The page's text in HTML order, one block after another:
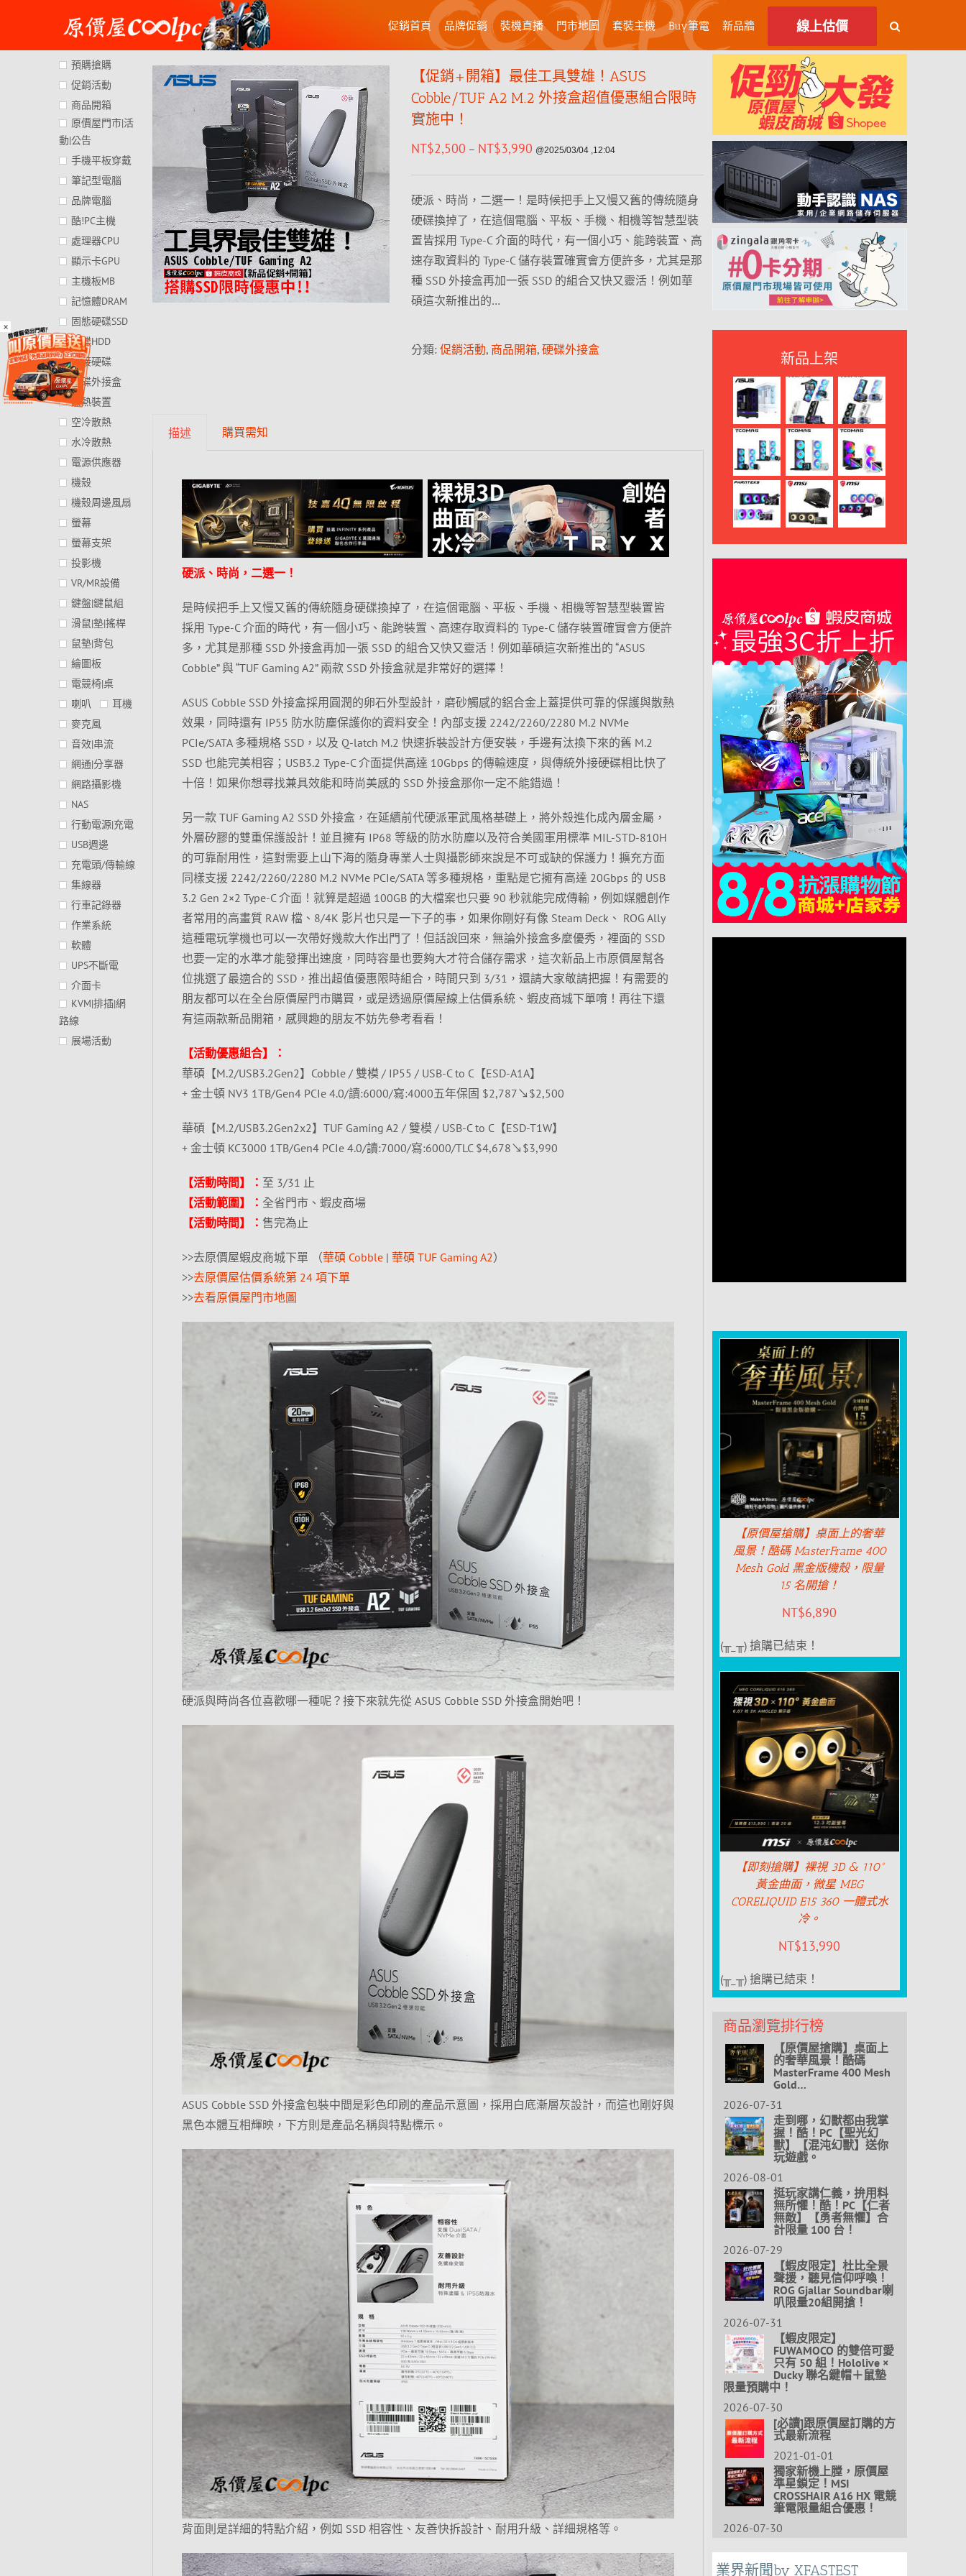
×
content
促銷首頁 品牌促銷 裝機直播 門市地圖 套裝主機 Buy筆電 新品牆 線上估價
【促銷+開箱】最佳工具雙雄！ASUS
Cobble/TUF A2 M.2 外接盒超值優惠組合限時
實施中！
NT$2,500 – NT$3,990 @2025/03/04 ,12:04
硬派、時尚，二選一！是時候把手上又慢又舊的傳統隨身
硬碟換掉了，在這個電腦、平板、手機、相機等智慧型裝
置皆採用 Type-C 介面的時代，有一個小巧、能跨裝置、高
速存取資料的 Type-C 儲存裝置確實會方便許多，尤其是那
種 SSD 外接盒再加一張 SSD 的組合又快又靈活！例如華
碩這次新推出的…
分類: 促銷活動, 商品開箱, 硬碟外接盒
描述 購買需知
硬派、時尚，二選一！
是時候把手上又慢又舊的傳統隨身硬碟換掉了，在這個電腦、平板、手機、相機等智慧型裝置皆
採用 Type-C 介面的時代，有一個小巧、能跨裝置、高速存取資料的 Type-C 儲存裝置確實會方便許
多，尤其是那種 SSD 外接盒再加一張 SSD 的組合又快又靈活！例如華碩這次新推出的 “ASUS
Cobble” 與 “TUF Gaming A2” 兩款 SSD 外接盒就是非常好的選擇！
ASUS Cobble SSD 外接盒採用圓潤的卵石外型設計，磨砂觸感的鋁合金上蓋提供可靠的保護與散熱
效果，同時還有 IP55 防水防塵保護你的資料安全！內部支援 2242/2260/2280 M.2 NVMe
PCIe/SATA 多種規格 SSD，以及 Q-latch M.2 快速拆裝設計方便安裝，手邊有汰換下來的舊 M.2
SSD 也能完美相容；USB3.2 Type-C 介面提供高達 10Gbps 的傳輸速度，與傳統外接硬碟相比快了
十倍！如果你想尋找兼具效能和時尚美感的 SSD 外接盒那你一定不能錯過！
另一款 TUF Gaming A2 SSD 外接盒，在延續前代硬派軍武風格基礎上，將外殼進化成內層金屬，
外層矽膠的雙重保護設計！並且擁有 IP68 等級的防水防塵以及符合美國軍用標準 MIL-STD-810H
的可靠耐用性，這對需要上山下海的隨身專業人士與攝影師來說是不可或缺的保護力！擴充方面
同樣支援 2242/2260/2280 M.2 NVMe PCIe/SATA 等多種規格，重點是它擁有高達 20Gbps 的 USB
3.2 Gen 2×2 Type-C 介面！就算是超過 100GB 的大檔案也只要 90 秒就能完成傳輸，例如媒體創作
者常用的高畫質 RAW 檔、8/4K 影片也只是一下子的事，如果你剛好有像 Steam Deck、 ROG Ally
這種電玩掌機也可以一次帶好幾款大作出門了！但話說回來，無論外接盒多麼優秀，裡面的 SSD
也要一定的水準才能發揮出速度，同時容量也要夠大才符合儲存需求，這次新品上市原價屋幫各
位挑選了最適合的 SSD，推出超值優惠限時組合，時間只到 3/31，還請大家敬請把握！有需要的
朋友都可以在全台原價屋門市購買，或是透過原價屋線上估價系統、蝦皮商城下單唷！再往下還
有這兩款新品開箱，感興趣的朋友不妨先參考看看！
【活動優惠組合】：
華碩【M.2/USB3.2Gen2】Cobble / 雙模 / IP55 / USB-C to C【ESD-A1A】
+ 金士頓 NV3 1TB/Gen4 PCIe 4.0/讀:6000/寫:4000五年保固 $2,787↘$2,500
華碩【M.2/USB3.2Gen2x2】TUF Gaming A2 / 雙模 / USB-C to C【ESD-T1W】
+ 金士頓 KC3000 1TB/Gen4 PCIe 4.0/讀:7000/寫:6000/TLC $4,678↘$3,990
【活動時間】： 至 3/31 止
【活動範圍】： 全省門市、蝦皮商場
【活動時間】： 售完為止
>>去原價屋蝦皮商城下單 （華碩 Cobble| 華碩 TUF Gaming A2）
>>去原價屋估價系統第 24 項下單
>>去看原價屋門市地圖
硬派與時尚各位喜歡哪一種呢？接下來就先從 ASUS Cobble SSD 外接盒開始吧！
ASUS Cobble SSD 外接盒包裝中間是彩色印刷的產品示意圖，採用白底漸層灰設計，而這也剛好與
黑色本體互相輝映，下方則是產品名稱與特點標示。
背面則是詳細的特點介紹，例如 SSD 相容性、友善快拆設計、耐用升級、詳細規格等。
預購搶購
促銷活動
商品開箱
原價屋門市|活
動|公告
手機平板穿戴
筆記型電腦
品牌電腦
酷!PC主機
處理器CPU
顯示卡GPU
主機板MB
記憶體DRAM
固態硬碟SSD
硬碟HDD
外接硬碟
硬碟外接盒
散熱裝置
空冷散熱
水冷散熱
電源供應器
機殼
機殼周邊風扇
螢幕
螢幕支架
投影機
VR/MR設備
鍵盤|鍵鼠組
滑鼠|墊|搖桿
鼠墊|背包
繪圖板
電競椅|桌
喇叭
耳機
麥克風
音效|串流
網通|分享器
網路攝影機
NAS
行動電源|充電
USB週邊
充電頭/傳輸線
集線器
行車記錄器
作業系統
軟體
UPS不斷電
介面卡
KVM|排插|網
路線
展場活動
新品上架
【原價屋搶購】桌面上的奢華
風景！酷碼 MasterFrame 400
Mesh Gold 黑金版機殼，限量
15 名開搶！
NT$6,890
(╥_╥) 搶購已結束！
【即刻搶購】裸視 3D & 110°
黃金曲面，微星 MEG
CORELIQUID E15 360 一體式水
冷。
NT$13,990
(╥_╥) 搶購已結束！
商品瀏覽排行榜
【原價屋搶購】桌面上
的奢華風景！酷碼
MasterFrame 400 Mesh
Gold…
2026-07-31
走到哪，幻獸都由我掌
握！酷！PC【聖光幻
獸】【混沌幻獸】送你
玩遊戲。
2026-08-01
挺玩家講仁義，拚用料
無所懼！酷！PC【仁者
無敵】【勇者無懼】合
計限量 100 台！
2026-07-29
【蝦皮限定】杜比全景
聲援，聽見信仰呼喚！
ROG Gjallar Soundbar喇
叭限量20組開搶！
2026-07-31
【蝦皮限定】
FUWAMOCO 的雙倍可愛
只有 50 組！Hololive ×
Ducky 聯名鍵帽＋鼠墊
限量預購中！
2026-07-30
[必讀]跟原價屋訂購的方
式最新流程
2021-01-01
獨家新機上膛，原價屋
準星鎖定！MSI
CROSSHAIR A16 HX 電競
筆電限量組合優惠！
2026-07-30
業界新聞by XFASTEST